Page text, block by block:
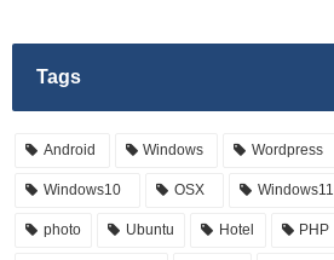
Tags
Android Windows Wordpress
Windows10 OSX Windows11
photo Ubuntu Hotel PHP